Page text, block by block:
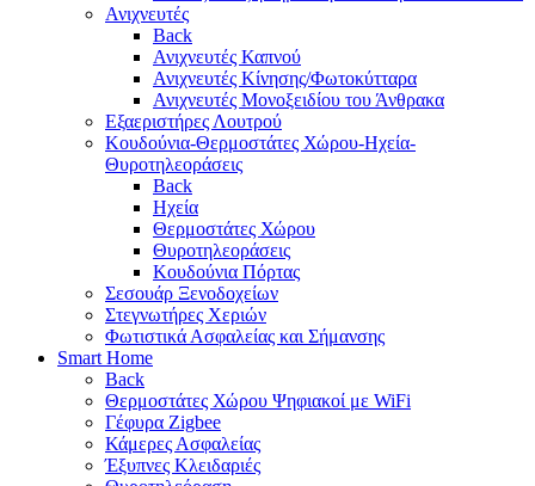
Ανιχνευτές
Back
Ανιχνευτές Καπνού
Ανιχνευτές Κίνησης/Φωτοκύτταρα
Ανιχνευτές Μονοξειδίου του Άνθρακα
Εξαεριστήρες Λουτρού
Κουδούνια-Θερμοστάτες Χώρου-Ηχεία-
Θυροτηλεοράσεις
Back
Ηχεία
Θερμοστάτες Χώρου
Θυροτηλεοράσεις
Κουδούνια Πόρτας
Σεσουάρ Ξενοδοχείων
Στεγνωτήρες Χεριών
Φωτιστικά Ασφαλείας και Σήμανσης
Smart Home
Back
Θερμοστάτες Χώρου Ψηφιακοί με WiFi
Γέφυρα Zigbee
Κάμερες Ασφαλείας
Έξυπνες Κλειδαριές